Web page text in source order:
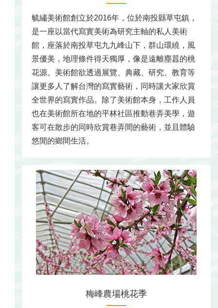
毓繡美術館創立於2016年，位於南投縣草屯鎮，
是一座以當代寫實美術為研究主軸的私人美術
館，座落於南投草屯九九峰山下，群山環繞，風
景優美，地理條件得天獨厚，像是遠離塵囂的桃
花源。美術館欲透過展覽、典藏、研究、教育等
讓更多人了解台灣的寫實藝術，同時讓大家欣賞
全世界的寫實作品。除了美術館本身，工作人員
也在美術館所在地的平林社區推動巷弄美學，遊
客可在散步的同時欣賞巷弄間的藝術，並且體驗
悠閒的鄉間生活。
梅峰農場桃花季